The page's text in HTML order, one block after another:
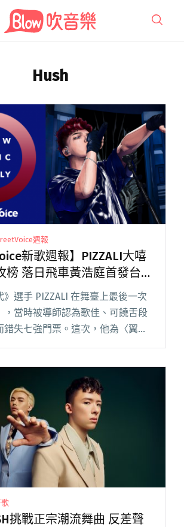
Hush
週報
新歌週報】PIZZALI大嘻
發台語
》選手 PIZZALI 在舞臺上最後一次
，當時被導師認為歌佳、可饒舌段
錯失七強門票。這次，他為〈翼〉
篇幅，此曲描繪了他近期領悟，旋
績。 值閱讀全文 "【StreetVoice新
大嘻哈熱門曲攻榜 落日飛車黃
新作"
挑戰正宗潮流舞曲 反差聲